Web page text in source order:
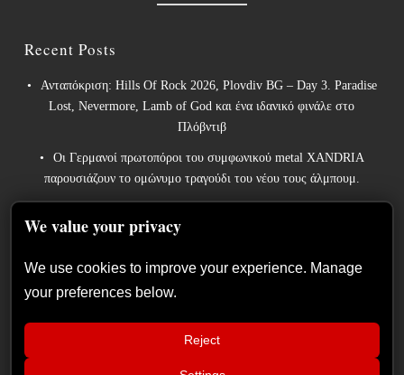
Recent Posts
Ανταπόκριση: Hills Of Rock 2026, Plovdiv BG – Day 3. Paradise
Lost, Nevermore, Lamb of God και ένα ιδανικό φινάλε στο
Πλόβντιβ
Οι Γερμανοί πρωτοπόροι του συμφωνικού metal XANDRIA
παρουσιάζουν το ομώνυμο τραγούδι του νέου τους άλμπουμ.
David Eugene Edwards και προαναγγέλλουν το νέο τους στούντιο
Οι Power metal InPhaze παρουσιάζουν το νέο τους άλμπουμ
We value your privacy
We use cookies to improve your experience. Manage
your preferences below.
Reject